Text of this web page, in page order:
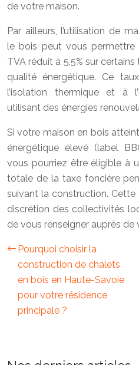
de votre maison.
Par ailleurs, l’utilisation de
le bois peut vous permettre
TVA réduit à 5,5% sur
qualité énergétique. Ce
l’isolation thermique et à
utilisant des énergies
Si votre maison en bois
énergétique élevé (label
vous pourriez être éligible à
totale de la taxe foncière
suivant la construction. Cette
discrétion des collectivités
de vous renseigner auprès de
Pourquoi choisir la
construction de chalets
en bois en Haute-Savoie
pour votre résidence
principale ?